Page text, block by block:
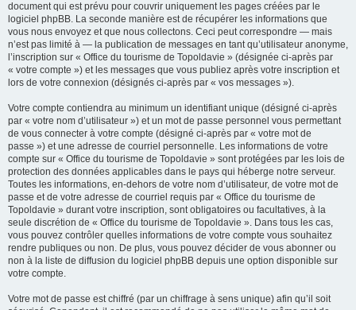
document qui est prévu pour couvrir uniquement les pages créées par le
logiciel phpBB. La seconde manière est de récupérer les informations que
vous nous envoyez et que nous collectons. Ceci peut correspondre — mais
n’est pas limité à — la publication de messages en tant qu’utilisateur anonyme,
l’inscription sur « Office du tourisme de Topoldavie » (désignée ci-après par
« votre compte ») et les messages que vous publiez après votre inscription et
lors de votre connexion (désignés ci-après par « vos messages »).
Votre compte contiendra au minimum un identifiant unique (désigné ci-après
par « votre nom d’utilisateur ») et un mot de passe personnel vous permettant
de vous connecter à votre compte (désigné ci-après par « votre mot de
passe ») et une adresse de courriel personnelle. Les informations de votre
compte sur « Office du tourisme de Topoldavie » sont protégées par les lois de
protection des données applicables dans le pays qui héberge notre serveur.
Toutes les informations, en-dehors de votre nom d’utilisateur, de votre mot de
passe et de votre adresse de courriel requis par « Office du tourisme de
Topoldavie » durant votre inscription, sont obligatoires ou facultatives, à la
seule discrétion de « Office du tourisme de Topoldavie ». Dans tous les cas,
vous pouvez contrôler quelles informations de votre compte vous souhaitez
rendre publiques ou non. De plus, vous pouvez décider de vous abonner ou
non à la liste de diffusion du logiciel phpBB depuis une option disponible sur
votre compte.
Votre mot de passe est chiffré (par un chiffrage à sens unique) afin qu’il soit